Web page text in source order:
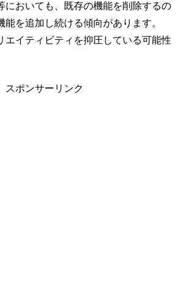
においても、既存の機能を削除するの
能を追加し続ける傾向があります。
エイティビティを抑圧している可能性
スポンサーリンク